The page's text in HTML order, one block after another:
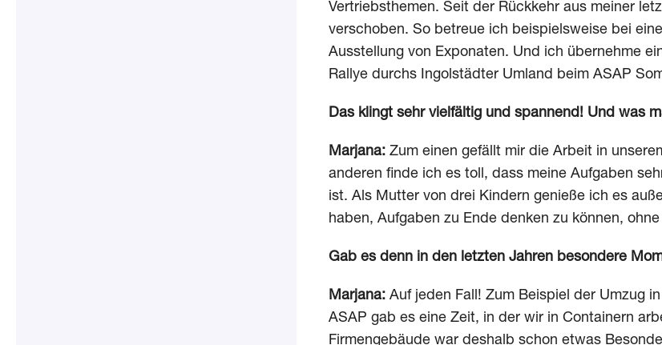
Vertriebsthemen. Seit der Rückkehr aus meiner
verschoben. So betreue ich beispielsweise bei
Ausstellung von Exponaten. Und ich übernehme
Rallye durchs Ingolstädter Umland beim ASAP
Das klingt sehr vielfältig und spannend! Und was
Marjana: Zum einen gefällt mir die Arbeit in
anderen finde ich es toll, dass meine Aufgaben
ist. Als Mutter von drei Kindern genieße ich es
haben, Aufgaben zu Ende denken zu können,
Gab es denn in den letzten Jahren besondere
Marjana: Auf jeden Fall! Zum Beispiel der Umzug
ASAP gab es eine Zeit, in der wir in Containern
Firmengebäude war deshalb schon etwas